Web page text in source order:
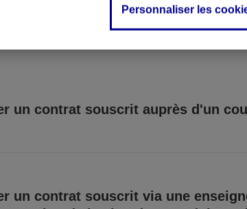
autre intermédiaire
un contrat souscrit auprès d'un
un contrat souscrit via une
Personnaliser les